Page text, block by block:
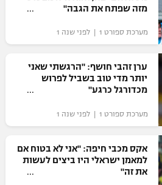
מזה שפתח את הגבה"
מערכת ספורט 1 | לפני שנה 1
ערן זהבי חושף: "הרגשתי שאני
יותר מדי טוב בשביל לפרוש
מכדורגל כרגע"
מערכת ספורט 1 | לפני שנה 1
אקס מכבי חיפה: "אני לא בטוח אם
למאמן ישראלי היו ביצים לעשות
את זה"